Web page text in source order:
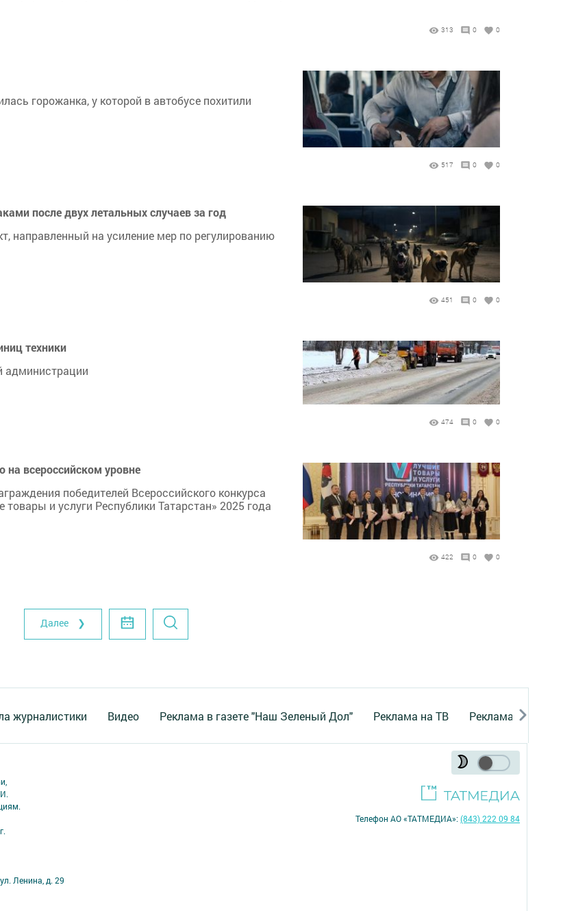
313 0 0
горожанка, у которой в автобусе похитили
517 0 0
после двух летальных случаев за год
направленный на усиление мер по регулированию
451 0 0
техники
администрации
474 0 0
на всероссийском уровне
победителей Всероссийского конкурса
и услуги Республики Татарстан» 2025 года
422 0 0
Далее ❯
журналистики Видео Реклама в газете "Наш Зеленый Дол" Реклама на ТВ Реклама в
Ленина, д. 29
Телефон АО «ТАТМЕДИА»:(843) 222 09 84